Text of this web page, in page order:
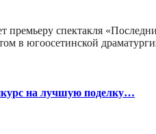
спектакля
в югоосетинской
на лучшую поделку…